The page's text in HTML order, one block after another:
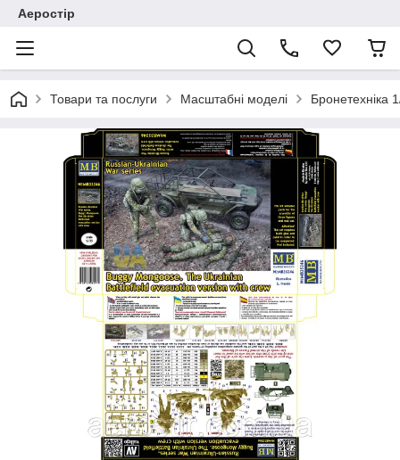
Аеростір
Товари та послуги Масштабні моделі Бронетехніка